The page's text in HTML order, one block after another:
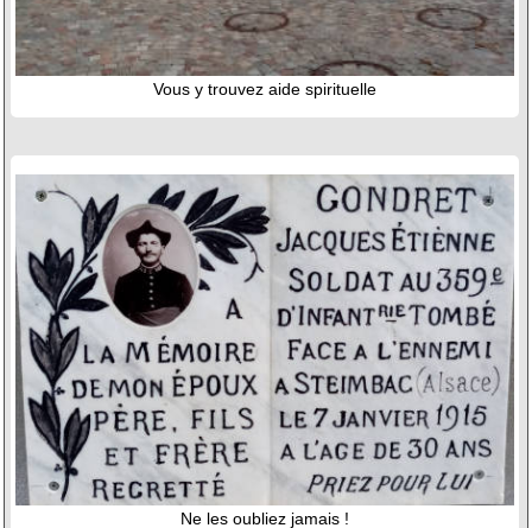
Vous y trouvez aide spirituelle
Ne les oubliez jamais !